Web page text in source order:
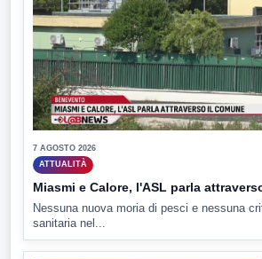
7 AGOSTO 2026
ATTUALITÀ
Miasmi e Calore, l'ASL parla
Nessuna nuova moria di pesci e nessuna
sanitaria nel...